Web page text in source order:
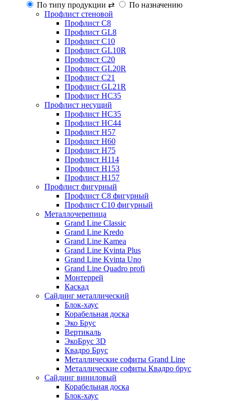
По типу продукции ⇄
По назначению
Профлист стеновой
Профлист С8
Профлист GL8
Профлист С10
Профлист GL10R
Профлист С20
Профлист GL20R
Профлист С21
Профлист GL21R
Профлист НС35
Профлист несущий
Профлист НС35
Профлист НС44
Профлист Н57
Профлист Н60
Профлист Н75
Профлист Н114
Профлист Н153
Профлист Н157
Профлист фигурный
Профлист С8 фигурный
Профлист С10 фигурный
Металлочерепица
Grand Line Classic
Grand Line Kredo
Grand Line Kamea
Grand Line Kvinta Plus
Grand Line Kvinta Uno
Grand Line Quadro profi
Монтеррей
Каскад
Сайдинг металлический
Блок-хаус
Корабельная доска
Эко Брус
Вертикаль
ЭкоБрус 3D
Квадро Брус
Металлические софиты Grand Line
Металлические софиты Квадро брус
Сайдинг виниловый
Корабельная доска
Блок-хаус